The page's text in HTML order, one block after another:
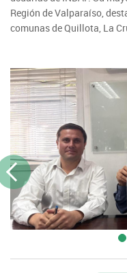
Región de Valparaíso,
comunas de Quillota, La